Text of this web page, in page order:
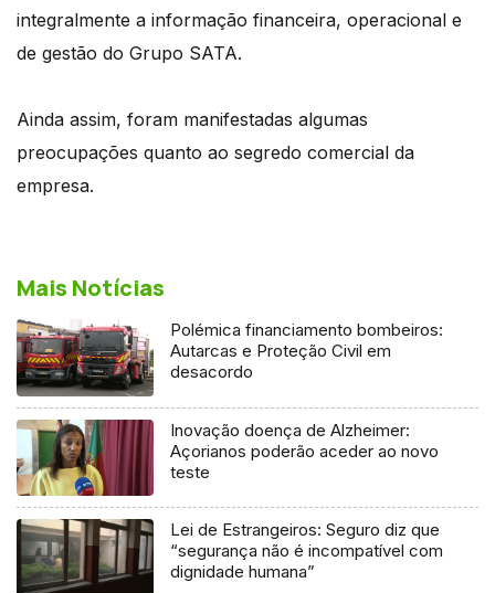
integralmente a informação financeira, operacional e
de gestão do Grupo SATA.
Ainda assim, foram manifestadas algumas
preocupações quanto ao segredo comercial da
empresa.
Mais Notícias
Polémica financiamento bombeiros:
Autarcas e Proteção Civil em
desacordo
Inovação doença de Alzheimer:
Açorianos poderão aceder ao novo
teste
Lei de Estrangeiros: Seguro diz que
“segurança não é incompatível com
dignidade humana”